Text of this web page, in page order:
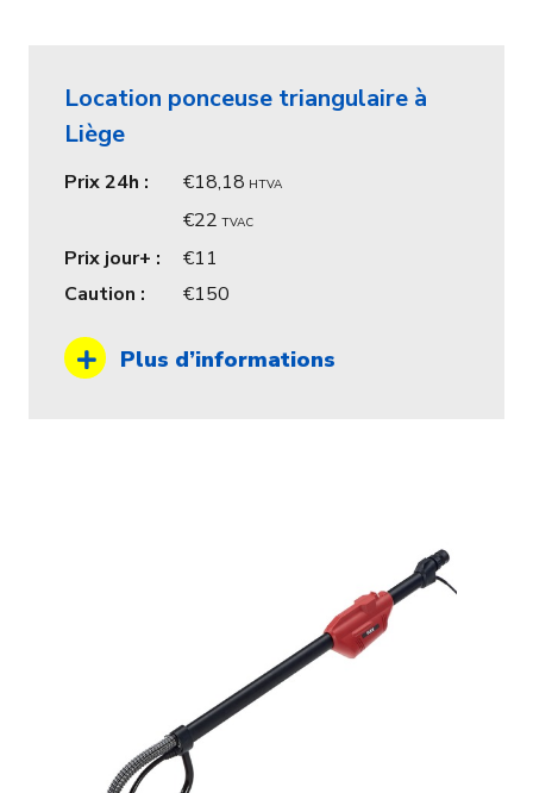
Location ponceuse triangulaire à
Liège
Prix 24h : 18,18 HTVA
22 TVAC
Prix jour+ :
11
Caution :
150
Plus d’informations